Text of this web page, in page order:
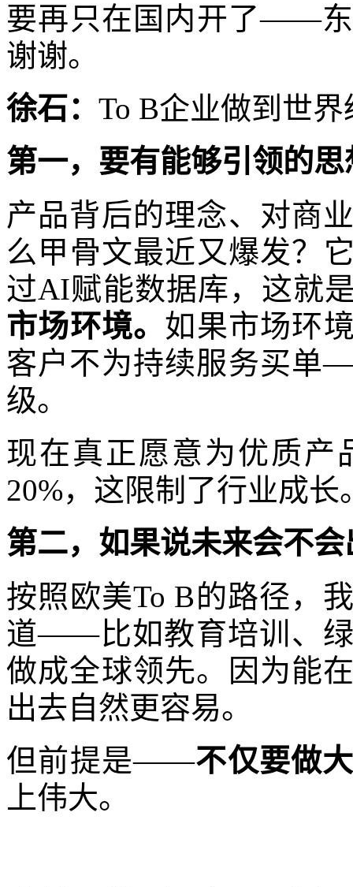
要再只在国内开了——
谢谢。
徐石： To B企业做到世
第一，要有能够引领的思
产品背后的理念、对商
么甲骨文最近又爆发？
过AI赋能数据库，这就
市场环境。 如果市场环
客户不为持续服务买单
级。
现在真正愿意为优质产
20%，这限制了行业成长
第二，如果说未来会不
按照欧美To B的路径，
道——比如教育培训、
做成全球领先。因为能
出去自然更容易。
但前提是——不仅要做
上伟大。